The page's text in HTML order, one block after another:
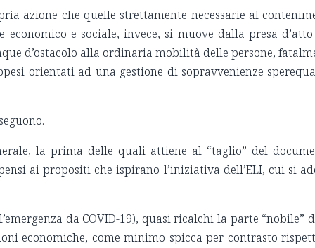
azione che quelle strettamente necessarie al
economico e sociale, invece, si muove dalla presa
d’ostacolo alla ordinaria mobilità delle persone,
orientati ad una gestione di sopravvenienze
la prima delle quali attiene al “taglio” del
ai propositi che ispirano l’iniziativa dell’ELI, cui si
da COVID-19), quasi ricalchi la parte “nobile”
economiche, come minimo spicca per contrasto